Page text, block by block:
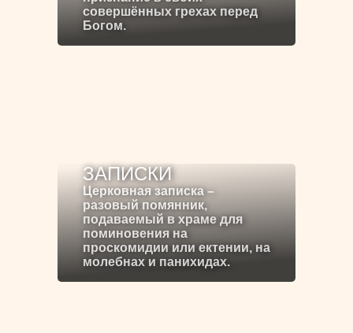
совершённых грехах перед
Богом.
ЗАПИСКИ
Церковная записка –
разовый помянник,
подаваемый в храме для
поминовения на
проскомидии или ектении, на
молебнах и панихидах.